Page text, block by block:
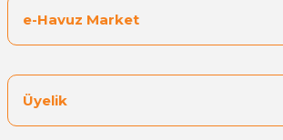
e-Havuz Market
Üyelik